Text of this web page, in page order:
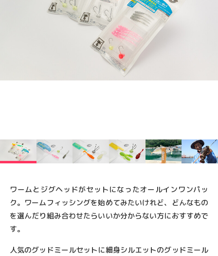
ワームとジグヘッドがセットになったオールインワンパッ
ク。 ワームフィッシングを始めてみたいけれど、どんなもの
を選んだり組み合わせたらいいか分からない方におすすめで
す。
人気のグッドミールセットに細身シルエットのグッドミール